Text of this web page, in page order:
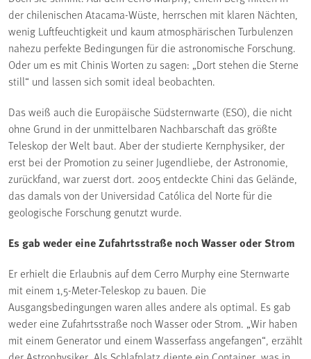
der chilenischen Atacama-Wüste, herrschen mit klaren Nächten,
wenig Luftfeuchtigkeit und kaum atmosphärischen Turbulenzen
nahezu perfekte Bedingungen für die astronomische Forschung.
Oder um es mit Chinis Worten zu sagen: „Dort stehen die Sterne
still“ und lassen sich somit ideal beobachten.
Das weiß auch die Europäische Südsternwarte (ESO), die nicht
ohne Grund in der unmittelbaren Nachbarschaft das größte
Teleskop der Welt baut. Aber der studierte Kernphysiker, der
erst bei der Promotion zu seiner Jugendliebe, der Astronomie,
zurückfand, war zuerst dort. 2005 entdeckte Chini das Gelände,
das damals von der Universidad Católica del Norte für die
geologische Forschung genutzt wurde.
Es gab weder eine Zufahrtsstraße noch Wasser oder Strom
Er erhielt die Erlaubnis auf dem Cerro Murphy eine Sternwarte
mit einem 1,5-Meter-Teleskop zu bauen. Die
Ausgangsbedingungen waren alles andere als optimal. Es gab
weder eine Zufahrtsstraße noch Wasser oder Strom. „Wir haben
mit einem Generator und einem Wasserfass angefangen“, erzählt